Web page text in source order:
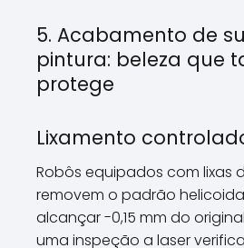
5. Acabamento de
pintura: beleza que
protege
Lixamento
Robôs equipados com lixas
removem o padrão
alcançar -0,15 mm do
uma inspeção a laser